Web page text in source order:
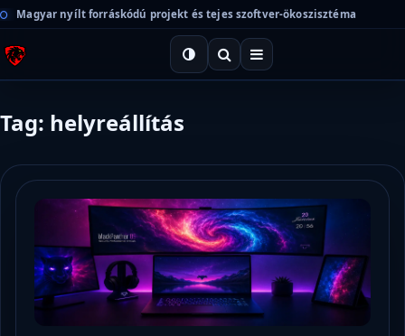
Magyar nyílt forráskódú projekt és tejes szoftver-ökoszisztéma
Tag: helyreállítás